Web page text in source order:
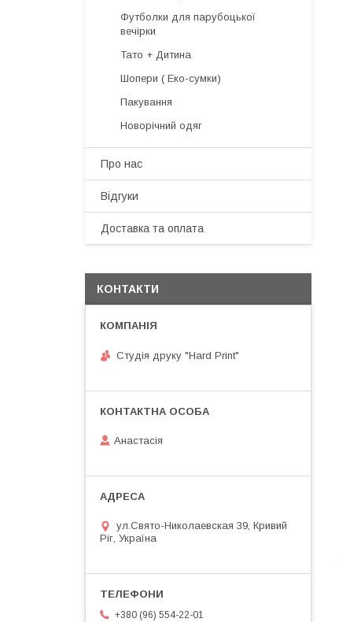
Футболки для парубоцької
вечірки
Тато + Дитина
Шопери ( Еко-сумки)
Пакування
Новорічний одяг
Про нас
Відгуки
Доставка та оплата
КОНТАКТИ
Студія друку "Hard Print"
Анастасія
ул.Свято-Николаевская 39, Кривий
Ріг, Україна
+380 (96) 554-22-01